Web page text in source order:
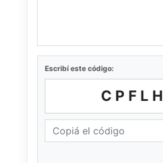
Escribí este código:
CPFLH